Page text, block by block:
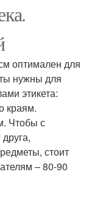
оптимален для
нужны для
этикета:
краям.
Чтобы с
стоит
– 80-90